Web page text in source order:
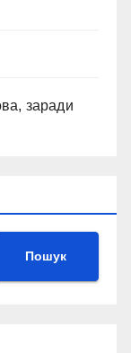
заради
Пошук